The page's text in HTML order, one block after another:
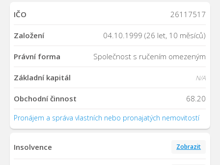
IČO 26117517
Založení 04.10.1999 (26 let, 10 měsíců)
Právní forma Společnost s ručením omezeným
Základní kapitál N/A
Obchodní činnost 68.20
Pronájem a správa vlastních nebo pronajatých nemovitostí
Insolvence Zobrazit